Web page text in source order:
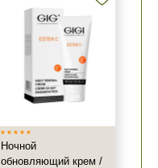
Ночной
обновляющий крем /